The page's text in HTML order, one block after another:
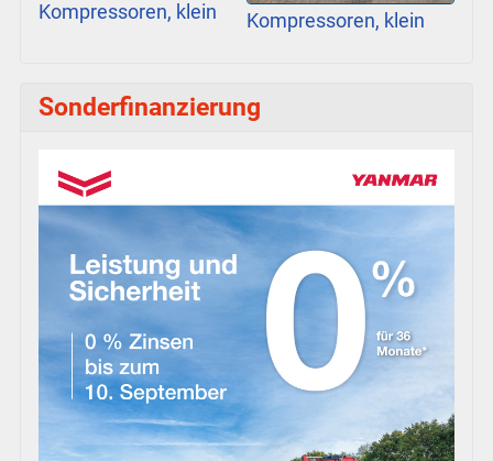
Kompressoren, klein Kompressoren, klein
Sonderfinanzierung